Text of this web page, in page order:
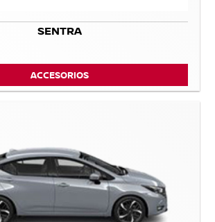
SENTRA
ACCESORIOS